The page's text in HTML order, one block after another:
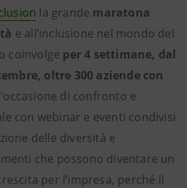
la grande maratona
e all’inclusione nel mondo del
coinvolge per 4 settimane, dal
oltre 300 aziende con
di confronto e
con webinar e eventi condivisi
delle diversità e
che possono diventare un
per l’impresa, perché il